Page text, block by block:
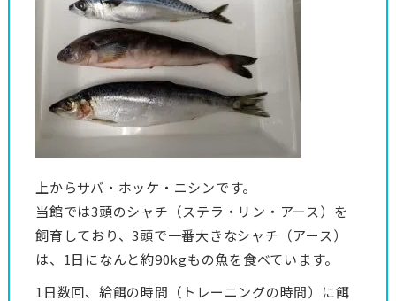
上からサバ・ホッケ・ニシンです。
当館では3頭のシャチ（ステラ・リン・アース）を
飼育しており、3頭で一番大きなシャチ（アース）
は、1日になんと約90kgもの魚を食べています。
1日数回、給餌の時間（トレーニングの時間）に餌